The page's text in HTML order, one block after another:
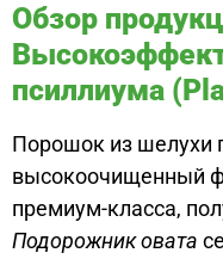
Обзор
псиллиума
Порошок из шелухи
высокоочищенный
премиум-класса,
Подорожник овата